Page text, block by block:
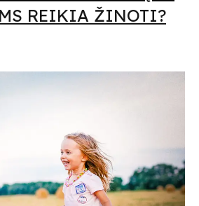
REIKIA ŽINOTI?